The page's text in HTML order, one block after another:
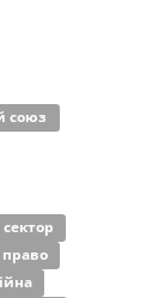
союз
право